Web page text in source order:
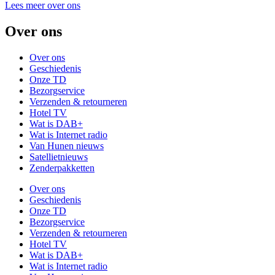
Lees meer over ons
Over ons
Over ons
Geschiedenis
Onze TD
Bezorgservice
Verzenden & retourneren
Hotel TV
Wat is DAB+
Wat is Internet radio
Van Hunen nieuws
Satellietnieuws
Zenderpakketten
Over ons
Geschiedenis
Onze TD
Bezorgservice
Verzenden & retourneren
Hotel TV
Wat is DAB+
Wat is Internet radio